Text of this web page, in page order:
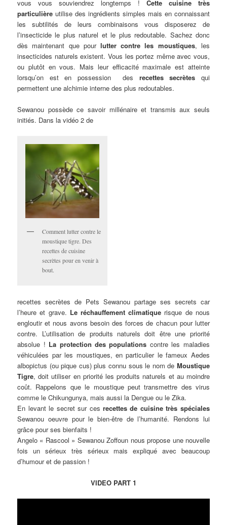
vous vous souviendrez longtemps ! Cette cuisine très
particulière utilise des ingrédients simples mais en connaissant
les subtilités de leurs combinaisons vous disposerez de
l’insecticide le plus naturel et le plus redoutable. Sachez donc
dès maintenant que pour lutter contre les moustiques, les
insecticides naturels existent. Vous les portez même avec vous,
ou plutôt en vous. Mais leur efficacité maximale est atteinte
lorsqu’on est en possession des recettes secrètes qui
permettent une alchimie interne des plus redoutables.
Sewanou possède ce savoir millénaire et transmis aux seuls
initiés. Dans la vidéo 2 de
Comment lutter contre le
moustique tigre. Des
recettes de cuisine
secrètes pour en venir à
bout.
recettes secrètes de Pets Sewanou partage ses secrets car
l’heure et grave. Le réchauffement climatique risque de nous
engloutir et nous avons besoin des forces de chacun pour lutter
contre. L’utilisation de produits naturels doit être une priorité
absolue ! La protection des populations contre les maladies
véhiculées par les moustiques, en particulier le fameux Aedes
albopictus (ou pique cus) plus connu sous le nom de Moustique
Tigre, doit utiliser en priorité les produits naturels et au moindre
coût. Rappelons que le moustique peut transmettre des virus
comme le Chikungunya, mais aussi la Dengue ou le Zika.
En levant le secret sur ces recettes de cuisine très spéciales
Sewanou oeuvre pour le bien-être de l’humanité. Rendons lui
grâce pour ses bienfaits !
Angelo « Rascool » Sewanou Zoffoun nous propose une nouvelle
fois un sérieux très sérieux mais expliqué avec beaucoup
d’humour et de passion !
VIDEO PART 1